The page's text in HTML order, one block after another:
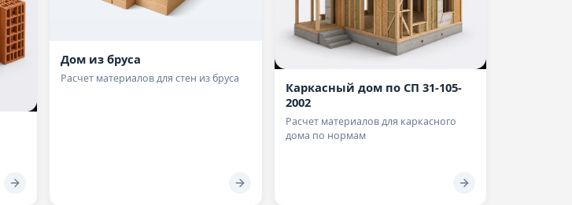
Дом из бруса
Расчет материалов для стен из бруса
Каркасный дом по СП 31-105-
2002
Расчет материалов для каркасного
дома по нормам